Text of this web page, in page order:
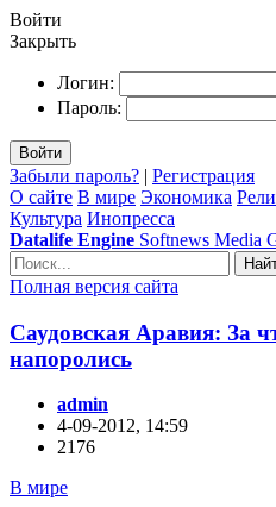
Войти
Закрыть
Логин:
Пароль:
Войти
Забыли пароль? | Регистрация
О сайте В мире Экономика
Культура Инопресса
Datalife Engine Softnews Media
Полная версия сайта
Саудовская Аравия: За
напоролись
admin
4-09-2012, 14:59
2176
В мире